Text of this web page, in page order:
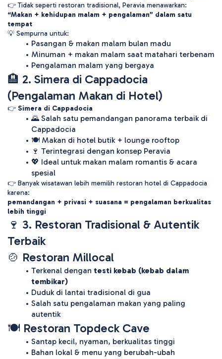
👉 Tidak seperti restoran tradisional, Peravia menawarkan:
“Makan + kehidupan malam + pengalaman” dalam satu
tempat
💡 Sempurna untuk:
Pasangan & makan malam bulan madu
Minuman + makan malam saat matahari terbenam
Pengalaman malam yang bergaya
🏨 2. Simera di Cappadocia
(Pengalaman Makan di Hotel)
👉 Simera di Cappadocia
🌄 Salah satu pemandangan panorama terbaik di
Cappadocia
🍽️ Makan di hotel butik + lounge rooftop
🍷 Terintegrasi dengan konsep Peravia
💖 Ideal untuk makan malam romantis & acara
spesial
👉 Banyak wisatawan lebih memilih restoran hotel di Cappadocia
karena:
pemandangan + privasi + suasana = pengalaman berkualitas
lebih tinggi
🍷 3. Restoran Tradisional & Autentik
Terbaik
🍲 Restoran Millocal
Terkenal dengan testi kebab (kebab dalam
tembikar)
Duduk di lantai tradisional di gua
Salah satu pengalaman makan yang paling
autentik
🍽️ Restoran Topdeck Cave
Santap kecil, nyaman, berkualitas tinggi
Bahan lokal & menu yang berubah-ubah